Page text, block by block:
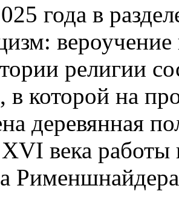
года в
вероучение
религии
в которой на
деревянная
века